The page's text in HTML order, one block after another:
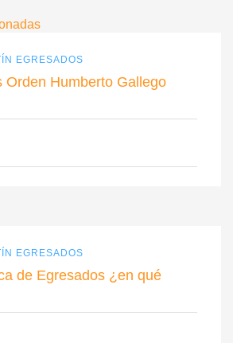
EGRESADOS
Orden Humberto Gallego
EGRESADOS
de Egresados ¿en qué